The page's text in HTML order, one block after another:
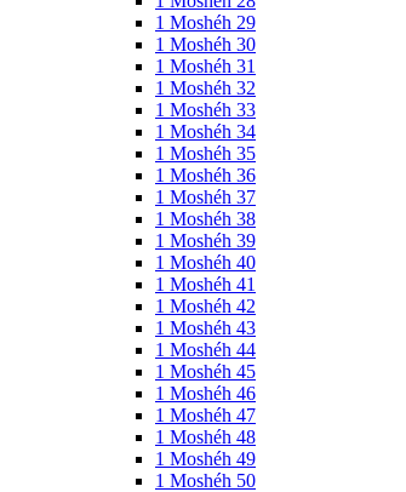
1 Moshéh 29
1 Moshéh 30
1 Moshéh 31
1 Moshéh 32
1 Moshéh 33
1 Moshéh 34
1 Moshéh 35
1 Moshéh 36
1 Moshéh 37
1 Moshéh 38
1 Moshéh 39
1 Moshéh 40
1 Moshéh 41
1 Moshéh 42
1 Moshéh 43
1 Moshéh 44
1 Moshéh 45
1 Moshéh 46
1 Moshéh 47
1 Moshéh 48
1 Moshéh 49
1 Moshéh 50